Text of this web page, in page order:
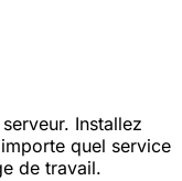
Installez
quel service
de travail.